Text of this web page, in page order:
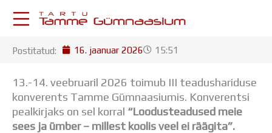
KESKKONNAD
Postkast
Drive
Tamme TV
Postitatud: 16. jaanuar 2026 15:51
13.-14. veebruaril 2026 toimub III teadushariduse
konverents Tamme Gümnaasiumis. Konverentsi
pealkirjaks on sel korral “Loodusteadused meie
sees ja ümber – millest koolis veel ei räägita”.